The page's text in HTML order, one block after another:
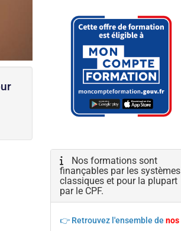
Nos formations sont
finançables par les systèmes
classiques et pour la plupart
par le CPF.
👉 Retrouvez l'ensemble de nos